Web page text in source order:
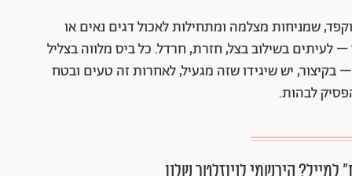
שמניחות מצלמה ומתחילות לאכול דגים נאים או
לעיתים בשילוב בצל, חזרת, חרדל. כל ביס מלווה בצליל
בקיצור, יש שיגידו שזה מגעיל, לאחרות זה טעים ובטח
לבהות.